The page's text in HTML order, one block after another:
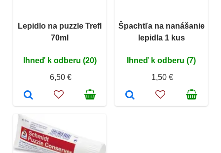
Lepidlo na puzzle Trefl
70ml
Ihneď k odberu (20)
6,50 €
Špachtľa na nanášanie
lepidla 1 kus
Ihneď k odberu (7)
1,50 €